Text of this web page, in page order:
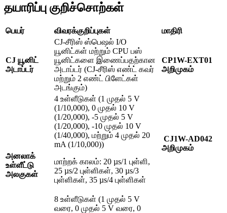
தயாரிப்பு குறிச்சொற்கள்
பெயர் விவரக்குறிப்புகள் மாதிரி
CJ யூனிட்
அடாப்டர்
CJ-சீரிஸ் ஸ்பெஷல் I/O
யூனிட்கள் மற்றும் CPU பஸ்
யூனிட்களை இணைப்பதற்கான
அடாப்டர் (CJ-சீரிஸ் எண்ட் கவர்
மற்றும் 2 எண்ட் பிளேட்கள்
அடங்கும்)
CP1W-EXT01
அறிமுகம்
அனலாக்
உள்ளீட்டு
அலகுகள்
4 உள்ளீடுகள் (1 முதல் 5 V
(1/10,000), 0 முதல் 10 V
(1/20,000), -5 முதல் 5 V
(1/20,000), -10 முதல் 10 V
(1/40,000), மற்றும் 4 முதல் 20
mA (1/10,000))
மாற்றக் காலம்: 20 µs/1 புள்ளி,
25 µs/2 புள்ளிகள், 30 µs/3
புள்ளிகள், 35 µs/4 புள்ளிகள்
CJ1W-AD042
அறிமுகம்
8 உள்ளீடுகள் (1 முதல் 5 V
வரை, 0 முதல் 5 V வரை, 0